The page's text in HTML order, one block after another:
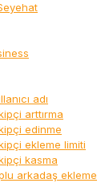
adı
arttırma
edinme
ekleme limiti
kasma
arkadaş ekleme